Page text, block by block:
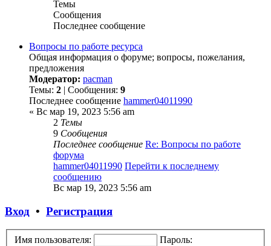
Темы
Сообщения
Последнее сообщение
Вопросы по работе ресурса
Общая информация о форуме; вопросы, пожелания,
предложения
Модератор: pacman
Темы: 2 | Сообщения: 9
Последнее сообщение hammer04011990
« Вс мар 19, 2023 5:56 am
2 Темы
9 Сообщения
Последнее сообщение Re: Вопросы по работе
форума
hammer04011990 Перейти к последнему
сообщению
Вс мар 19, 2023 5:56 am
Вход • Регистрация
Имя пользователя:
Пароль: